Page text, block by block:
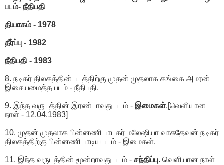
படம்- நீதிபதி
தியாகம் - 1978
தீர்ப்பு - 1982
நீதிபதி - 1983
8. நடிகர் திலகத்தின் படத்திற்கு முதன் முதலாக கங்கை அமரன்
இசையமைத்த படம் - நீதிபதி.
9. இந்த வருடத்தின் இரண்டாவது படம் - இமைகள்.[வெளியான
நாள் - 12.04.1983]
10. முதன் முதலாக பின்னணி பாடகர் மலேஷியா வாசுதேவன் நடிகர்
திலகத்திற்கு பின்னணி பாடிய படம் - இமைகள்.
11. இந்த வருடத்தின் மூன்றாவது படம் - சந்திப்பு. வெளியான நாள்